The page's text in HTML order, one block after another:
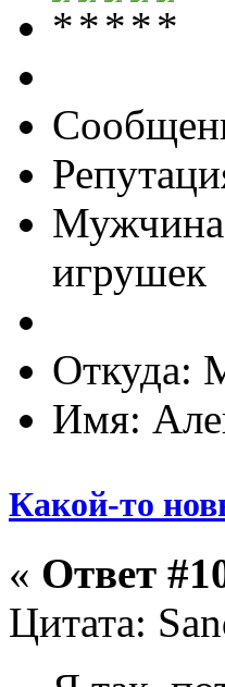
Мужчина
игрушек
Откуда:
Имя:
Какой-то
« Ответ
Цитата: